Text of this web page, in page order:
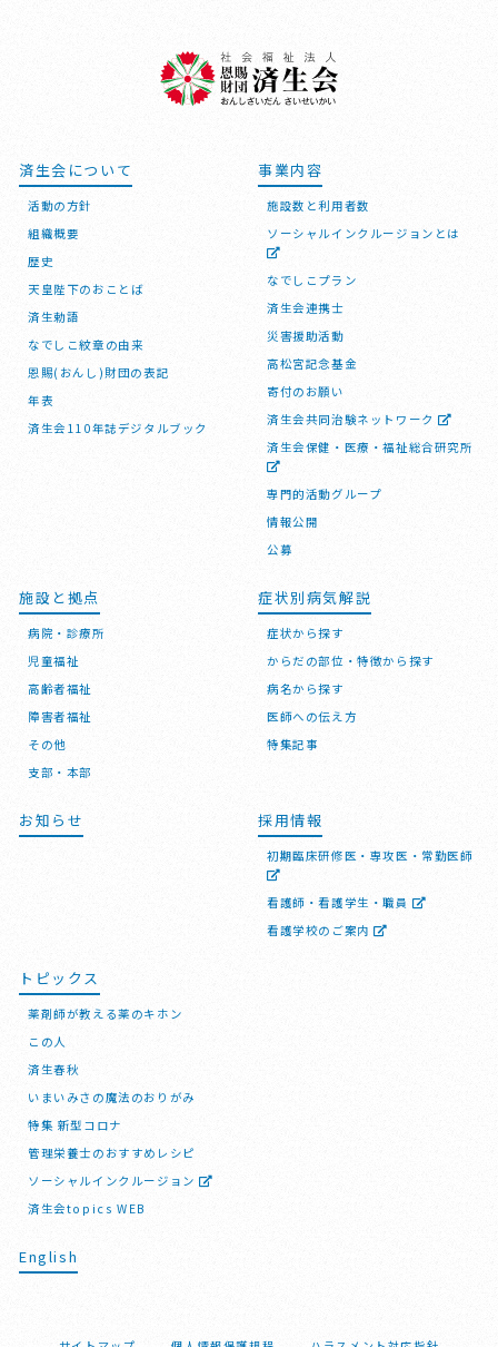
済生会について
活動の方針
組織概要
歴史
天皇陛下のおことば
済生勅語
なでしこ紋章の由来
恩賜(おんし)財団の表記
年表
済生会110年誌デジタルブック
事業内容
施設数と利用者数
ソーシャルインクルージョンとは
なでしこプラン
済生会連携士
災害援助活動
高松宮記念基金
寄付のお願い
済生会共同治験ネットワーク
済生会保健・医療・福祉総合研究所
専門的活動グループ
情報公開
公募
施設と拠点
病院・診療所
児童福祉
高齢者福祉
障害者福祉
その他
支部・本部
症状別病気解説
症状から探す
からだの部位・特徴から探す
病名から探す
医師への伝え方
特集記事
お知らせ 採用情報
初期臨床研修医・専攻医・常勤医師
看護師・看護学生・職員
看護学校のご案内
トピックス
薬剤師が教える薬のキホン
この人
済生春秋
いまいみさの魔法のおりがみ
特集 新型コロナ
管理栄養士のおすすめレシピ
ソーシャルインクルージョン
済生会topics WEB
English